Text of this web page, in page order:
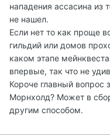
нападения ассасина из
не нашел.
Если нет то как проще
гильдий или домов
каком этапе
впервые, так что не
Короче главный вопрос
Морнхолд? Может в
другим способом.